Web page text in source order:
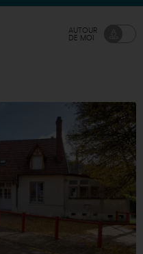
AUTOUR
DE MOI